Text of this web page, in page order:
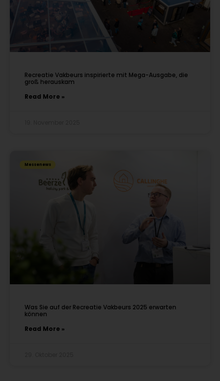
Recreatie Vakbeurs inspirierte mit Mega-Ausgabe, die
groß herauskam
Read More »
Messenews
Was Sie auf der Recreatie Vakbeurs 2025 erwarten
können
Read More »